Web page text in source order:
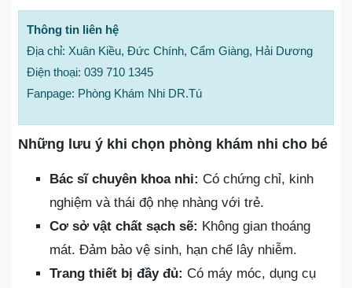
Thông tin liên hệ
Địa chỉ: Xuân Kiều, Đức Chính, Cẩm Giàng, Hải Dương
Điện thoại: 039 710 1345
Fanpage: Phòng Khám Nhi DR.Tú
Những lưu ý khi chọn phòng khám nhi cho bé
Bác sĩ chuyên khoa nhi: Có chứng chỉ, kinh
nghiệm và thái độ nhẹ nhàng với trẻ.
Cơ sở vật chất sạch sẽ: Không gian thoáng
mát. Đảm bảo vệ sinh, hạn chế lây nhiễm.
Trang thiết bị đầy đủ: Có máy móc, dụng cụ